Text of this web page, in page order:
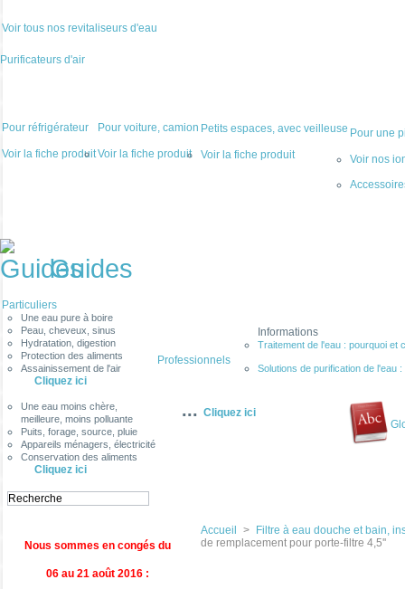
Voir tous nos revitaliseurs d'eau
Purificateurs d'air
Pour réfrigérateur
Voir la fiche produit
Pour voiture, camion
Voir la fiche produit
Petits espaces, avec veilleuse
Voir la fiche produit
Pour une
Voir nos
Guides
Particuliers
Une eau pure à boire
Peau, cheveux, sinus
Hydratation, digestion
Protection des aliments
Assainissement de l'air
Cliquez ici
Une eau moins chère,
meilleure, moins polluante
Puits, forage, source, pluie
Appareils ménagers, électricité
Conservation des aliments
Cliquez ici
Professionnels
... Cliquez ici
Informations
Traitement de l'eau : pourquoi et
Solutions de purification de l'eau
Nous sommes en congés du
06 au 21 août 2016 :
Accueil >
Filtre à eau douche et bain,
de remplacement pour porte-filtre 4,5''